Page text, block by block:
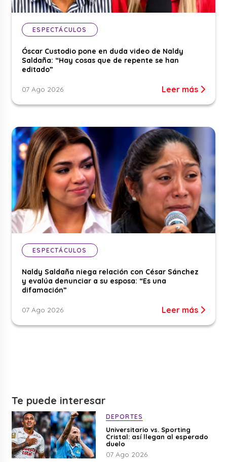
ESPECTÁCULOS
Óscar Custodio pone en duda video de Naldy
Saldaña: “Hay cosas que de repente se han
editado”
07 Ago 2026 Leer más
ESPECTÁCULOS
Naldy Saldaña niega relación con César Sánchez
y evalúa denunciar a su esposa: “Es una
difamación”
07 Ago 2026 Leer más
Te puede interesar
DEPORTES
Universitario vs. Sporting
Cristal: así llegan al esperado
duelo
07 Ago 2026